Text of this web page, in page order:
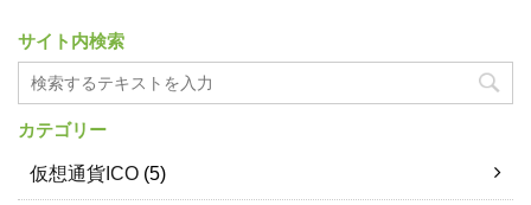
サイト内検索
カテゴリー
仮想通貨ICO (5)